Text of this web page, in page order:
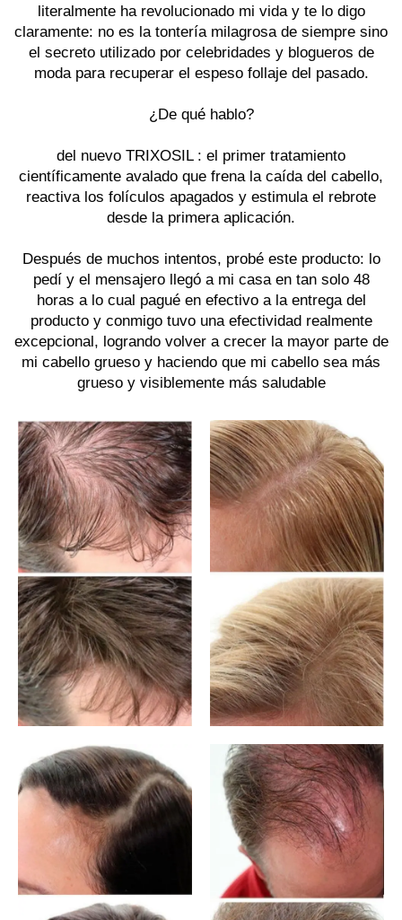
literalmente ha revolucionado mi vida y te lo digo
claramente: no es la tontería milagrosa de siempre sino
el secreto utilizado por celebridades y blogueros de
moda para recuperar el espeso follaje del pasado.
¿De qué hablo?
del nuevo TRIXOSIL : el primer tratamiento
científicamente avalado que frena la caída del cabello,
reactiva los folículos apagados y estimula el rebrote
desde la primera aplicación.
Después de muchos intentos, probé este producto: lo
pedí y el mensajero llegó a mi casa en tan solo 48
horas a lo cual pagué en efectivo a la entrega del
producto y conmigo tuvo una efectividad realmente
excepcional, logrando volver a crecer la mayor parte de
mi cabello grueso y haciendo que mi cabello sea más
grueso y visiblemente más saludable